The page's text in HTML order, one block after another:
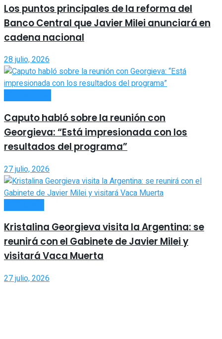
Los puntos principales de la reforma del
Banco Central que Javier Milei anunciará en
cadena nacional
28 julio, 2026
Caputo habló sobre la reunión con
Georgieva: “Está impresionada con los
resultados del programa”
27 julio, 2026
Kristalina Georgieva visita la Argentina: se
reunirá con el Gabinete de Javier Milei y
visitará Vaca Muerta
27 julio, 2026